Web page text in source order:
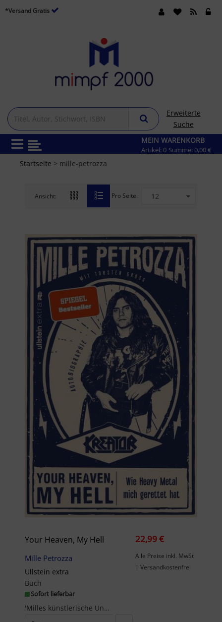
*Versand Gratis
Erweiterte
Suche
MEIN WARENKORB
Artikel: 0 Summe: 0,00 €
Startseite > mille-petrozza
Ansicht: Pro Seite:
Your Heaven, My Hell
Mille Petrozza
Ullstein extra
Buch
Sofort lieferbar
'Milles künstlerische Unabhängigkeit, politische Klarheit und das konsequente Verfolgen seiner mu...
22,99 €
Alle Preise inkl. MwSt
| Versandkostenfrei